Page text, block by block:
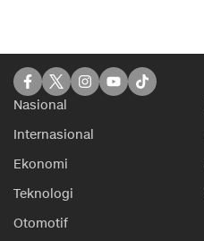
Nasional
Internasional
Ekonomi
Teknologi
Otomotif